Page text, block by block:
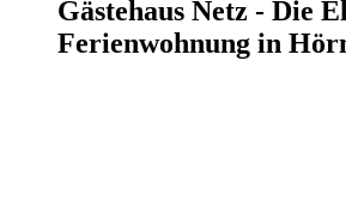
Gästehaus Netz - Die
Ferienwohnung in